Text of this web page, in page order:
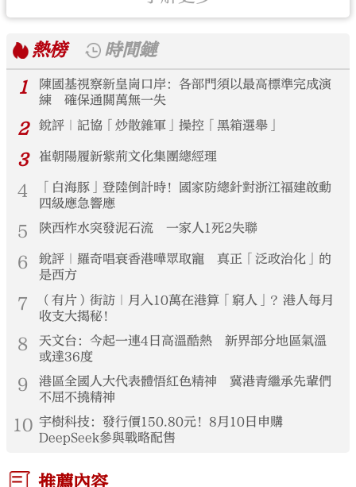
熱榜
時間鏈
1
陳國基視察新皇崗口岸：各部門須以最高標準完成演
練 確保通關萬無一失
2 銳評｜記協「炒散雜軍」操控「黑箱選舉」
3 崔朝陽履新紫荊文化集團總經理
4
「白海豚」登陸倒計時！國家防總針對浙江福建啟動
四級應急響應
5 陝西柞水突發泥石流 一家人1死2失聯
6
銳評｜羅奇唱衰香港嘩眾取寵 真正「泛政治化」的
是西方
7
（有片）街訪｜月入10萬在港算「窮人」？港人每月
收支大揭秘！
8
天文台：今起一連4日高溫酷熱 新界部分地區氣溫
或達36度
9
港區全國人大代表體悟紅色精神 冀港青繼承先輩們
不屈不撓精神
10 宇樹科技：發行價150.80元！8月10日申購
DeepSeek參與戰略配售
推薦內容